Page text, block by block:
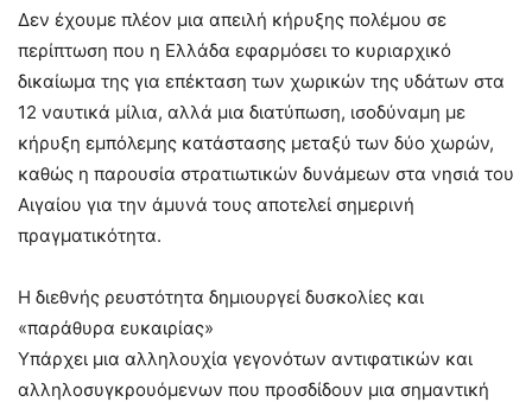
Δεν έχουμε πλέον μια απειλή κήρυξης πολέμου σε
περίπτωση που η Ελλάδα εφαρμόσει το κυριαρχικό
δικαίωμα της για επέκταση των χωρικών της υδάτων στα
12 ναυτικά μίλια, αλλά μια διατύπωση, ισοδύναμη με
κήρυξη εμπόλεμης κατάστασης μεταξύ των δύο χωρών,
καθώς η παρουσία στρατιωτικών δυνάμεων στα νησιά του
Αιγαίου για την άμυνά τους αποτελεί σημερινή
πραγματικότητα.
Η διεθνής ρευστότητα δημιουργεί δυσκολίες και
«παράθυρα ευκαιρίας»
Υπάρχει μια αλληλουχία γεγονότων αντιφατικών και
αλληλοσυγκρουόμενων που προσδίδουν μια σημαντική